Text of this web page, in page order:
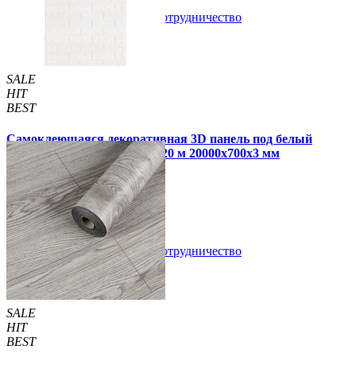
В закладки Сотрудничество
SALE
HIT
BEST
Самоклеющаяся декоративная 3D панель под белый
матовый кирпич в рулоне 20 м 20000x700x3 мм
1 850 грн./шт 2 899 грн./шт
Купить В закладки Сотрудничество
SALE
HIT
BEST